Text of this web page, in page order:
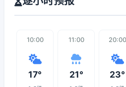
10:00
17°
11:00
21°
20:00
23°